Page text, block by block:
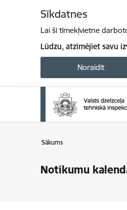
Sīkdatnes
Lai šī tīmekļvietne
Lūdzu, atzīmējiet savu
Noraidīt
Sākums
Notikumu